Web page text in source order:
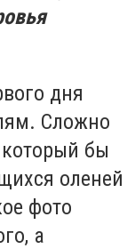
дня
Сложно
бы
оленей
фото
а